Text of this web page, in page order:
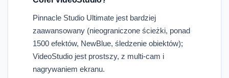
Pinnacle Studio Ultimate jest bardziej
zaawansowany (nieograniczone ścieżki, ponad
1500 efektów, NewBlue, śledzenie obiektów);
VideoStudio jest prostszy, z multi-cam i
nagrywaniem ekranu.